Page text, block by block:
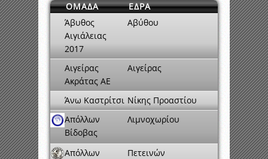
ΟΜΑΔΑ
ΕΔΡΑ
Άβυθος
Αιγιάλειας
2017
Αβύθου
Αιγείρας
Ακράτας ΑΕ
Αιγείρας
Άνω Καστρίτσι Νίκης Προαστίου
Απόλλων
Βίδοβας
Λιμνοχωρίου
Απόλλων
Πετεινών